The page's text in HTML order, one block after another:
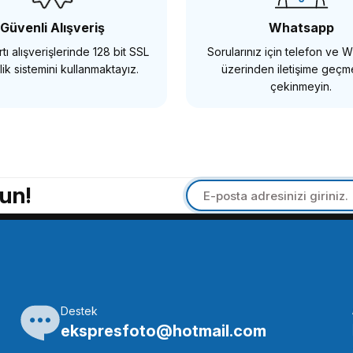
TL
SEPETE EKLE
5.828,86 TL
TL
SMALLRİG
Güvenli Alışveriş
alışverişlerinde 128 bit SSL
sistemini kullanmaktayız.
Whatsapp
Sorularınız için telefon ve
üzerinden iletişime
çekinmeyin.
Destek
ekspresfoto@hotmail.com